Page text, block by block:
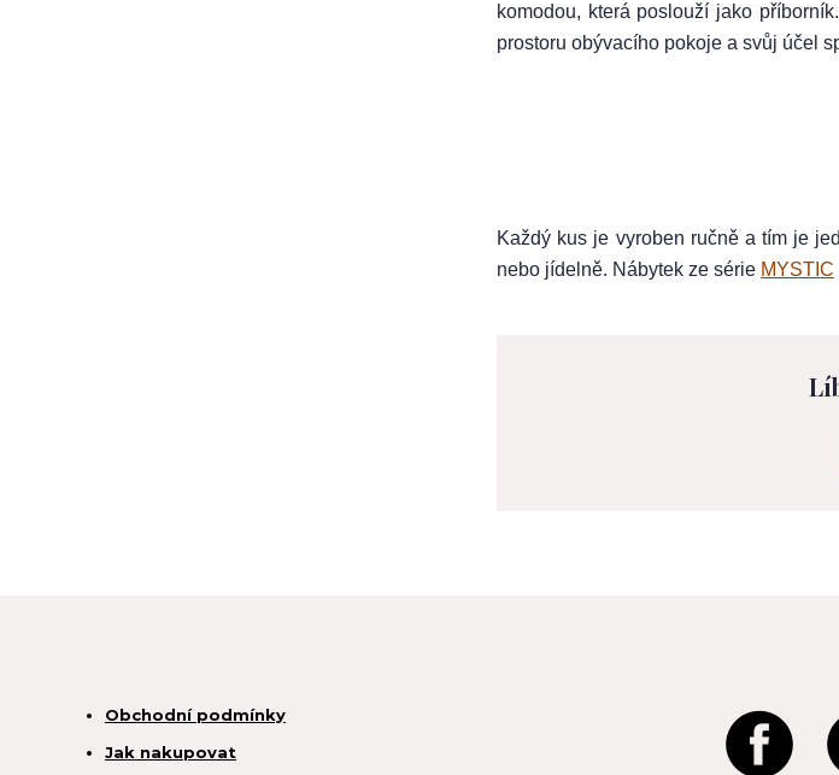
komodou, která poslouží jako
prostoru obývacího pokoje a svůj účel
Každý kus je vyroben ručně a tím je
nebo jídelně. Nábytek ze série MYSTIC
Obchodní podmínky
Jak nakupovat